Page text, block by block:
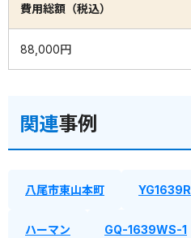
費用総額（税込）
88,000円
関連事例
八尾市東山本町 YG1639R
ハーマン GQ-1639WS-1